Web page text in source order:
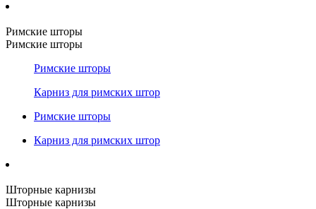
Римские шторы
Римские шторы
Римские шторы
Карниз для римских штор
Римские шторы
Карниз для римских штор
Шторные карнизы
Шторные карнизы